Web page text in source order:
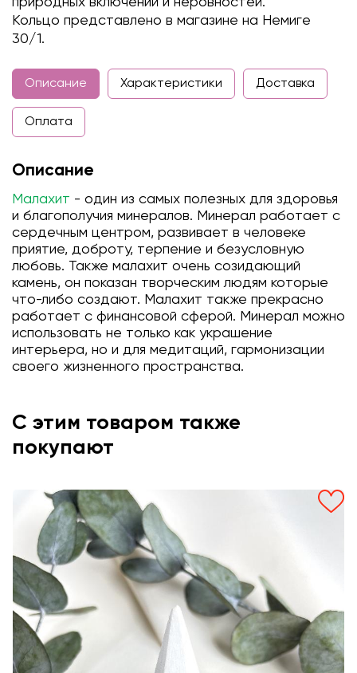
Кольцо представлено в магазине на Немиге
30/1.
Описание Характеристики Доставка
Оплата
Описание
Малахит - один из самых полезных для здоровья
и благополучия минералов. Минерал работает с
сердечным центром, развивает в человеке
приятие, доброту, терпение и безусловную
любовь. Также малахит очень созидающий
камень, он показан творческим людям которые
что-либо создают. Малахит также прекрасно
работает с финансовой сферой. Минерал можно
использовать не только как украшение
интерьера, но и для медитаций, гармонизации
своего жизненного пространства.
С этим товаром также
покупают